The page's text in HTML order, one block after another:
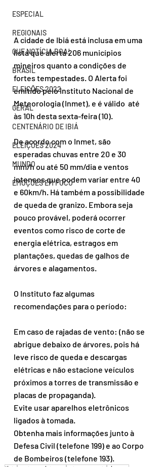
ESPECIAL
REGIONAIS
QUE NOTÍCIA BOA!
BRASIL
ELEIÇÕES 2022
GERAL
CENTENÁRIO DE IBIÁ
ELEIÇÕES 2024
MUNDO
EMOÇÕES EM FOCO
A cidade de Ibiá está inclusa em uma
lista que alerta 206 municípios
mineiros quanto a condições de
fortes tempestades. O Alerta foi
emitido pelo Instituto Nacional de
Meteorologia (Inmet), e é válido  até
às 10h desta sexta-feira (10).
De acordo com o Inmet, são
esperadas chuvas entre 20 e 30
mm/h ou até 50 mm/dia e ventos
intensos que podem variar entre 40
e 60km/h. Há também a possibilidade
de queda de granizo. Embora seja
pouco provável, poderá ocorrer
eventos como risco de corte de
energia elétrica, estragos em
plantações, quedas de galhos de
árvores e alagamentos.
O Instituto faz algumas
recomendações para o período:
Em caso de rajadas de vento: (não se
abrigue debaixo de árvores, pois há
leve risco de queda e descargas
elétricas e não estacione veículos
próximos a torres de transmissão e
placas de propaganda).
Evite usar aparelhos eletrônicos
ligados à tomada.
Obtenha mais informações junto à
Defesa Civil (telefone 199) e ao Corpo
de Bombeiros (telefone 193).